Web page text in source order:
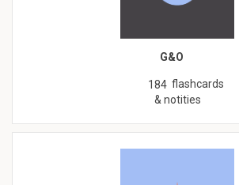
G&O
184 flashcards
& notities